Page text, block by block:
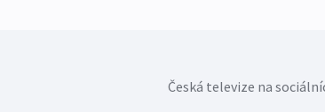
Česká televize na